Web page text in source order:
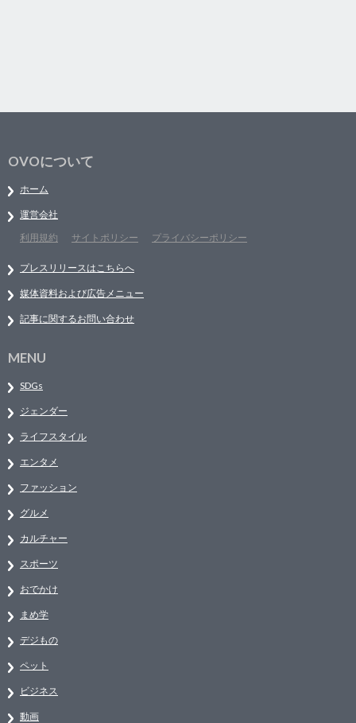
OVOについて
ホーム
運営会社
利用規約
サイトポリシー プライバシーポリシー
プレスリリースはこちらへ
媒体資料および広告メニュー
記事に関するお問い合わせ
MENU
SDGs
ジェンダー
ライフスタイル
エンタメ
ファッション
グルメ
カルチャー
スポーツ
おでかけ
まめ学
デジもの
ペット
ビジネス
動画